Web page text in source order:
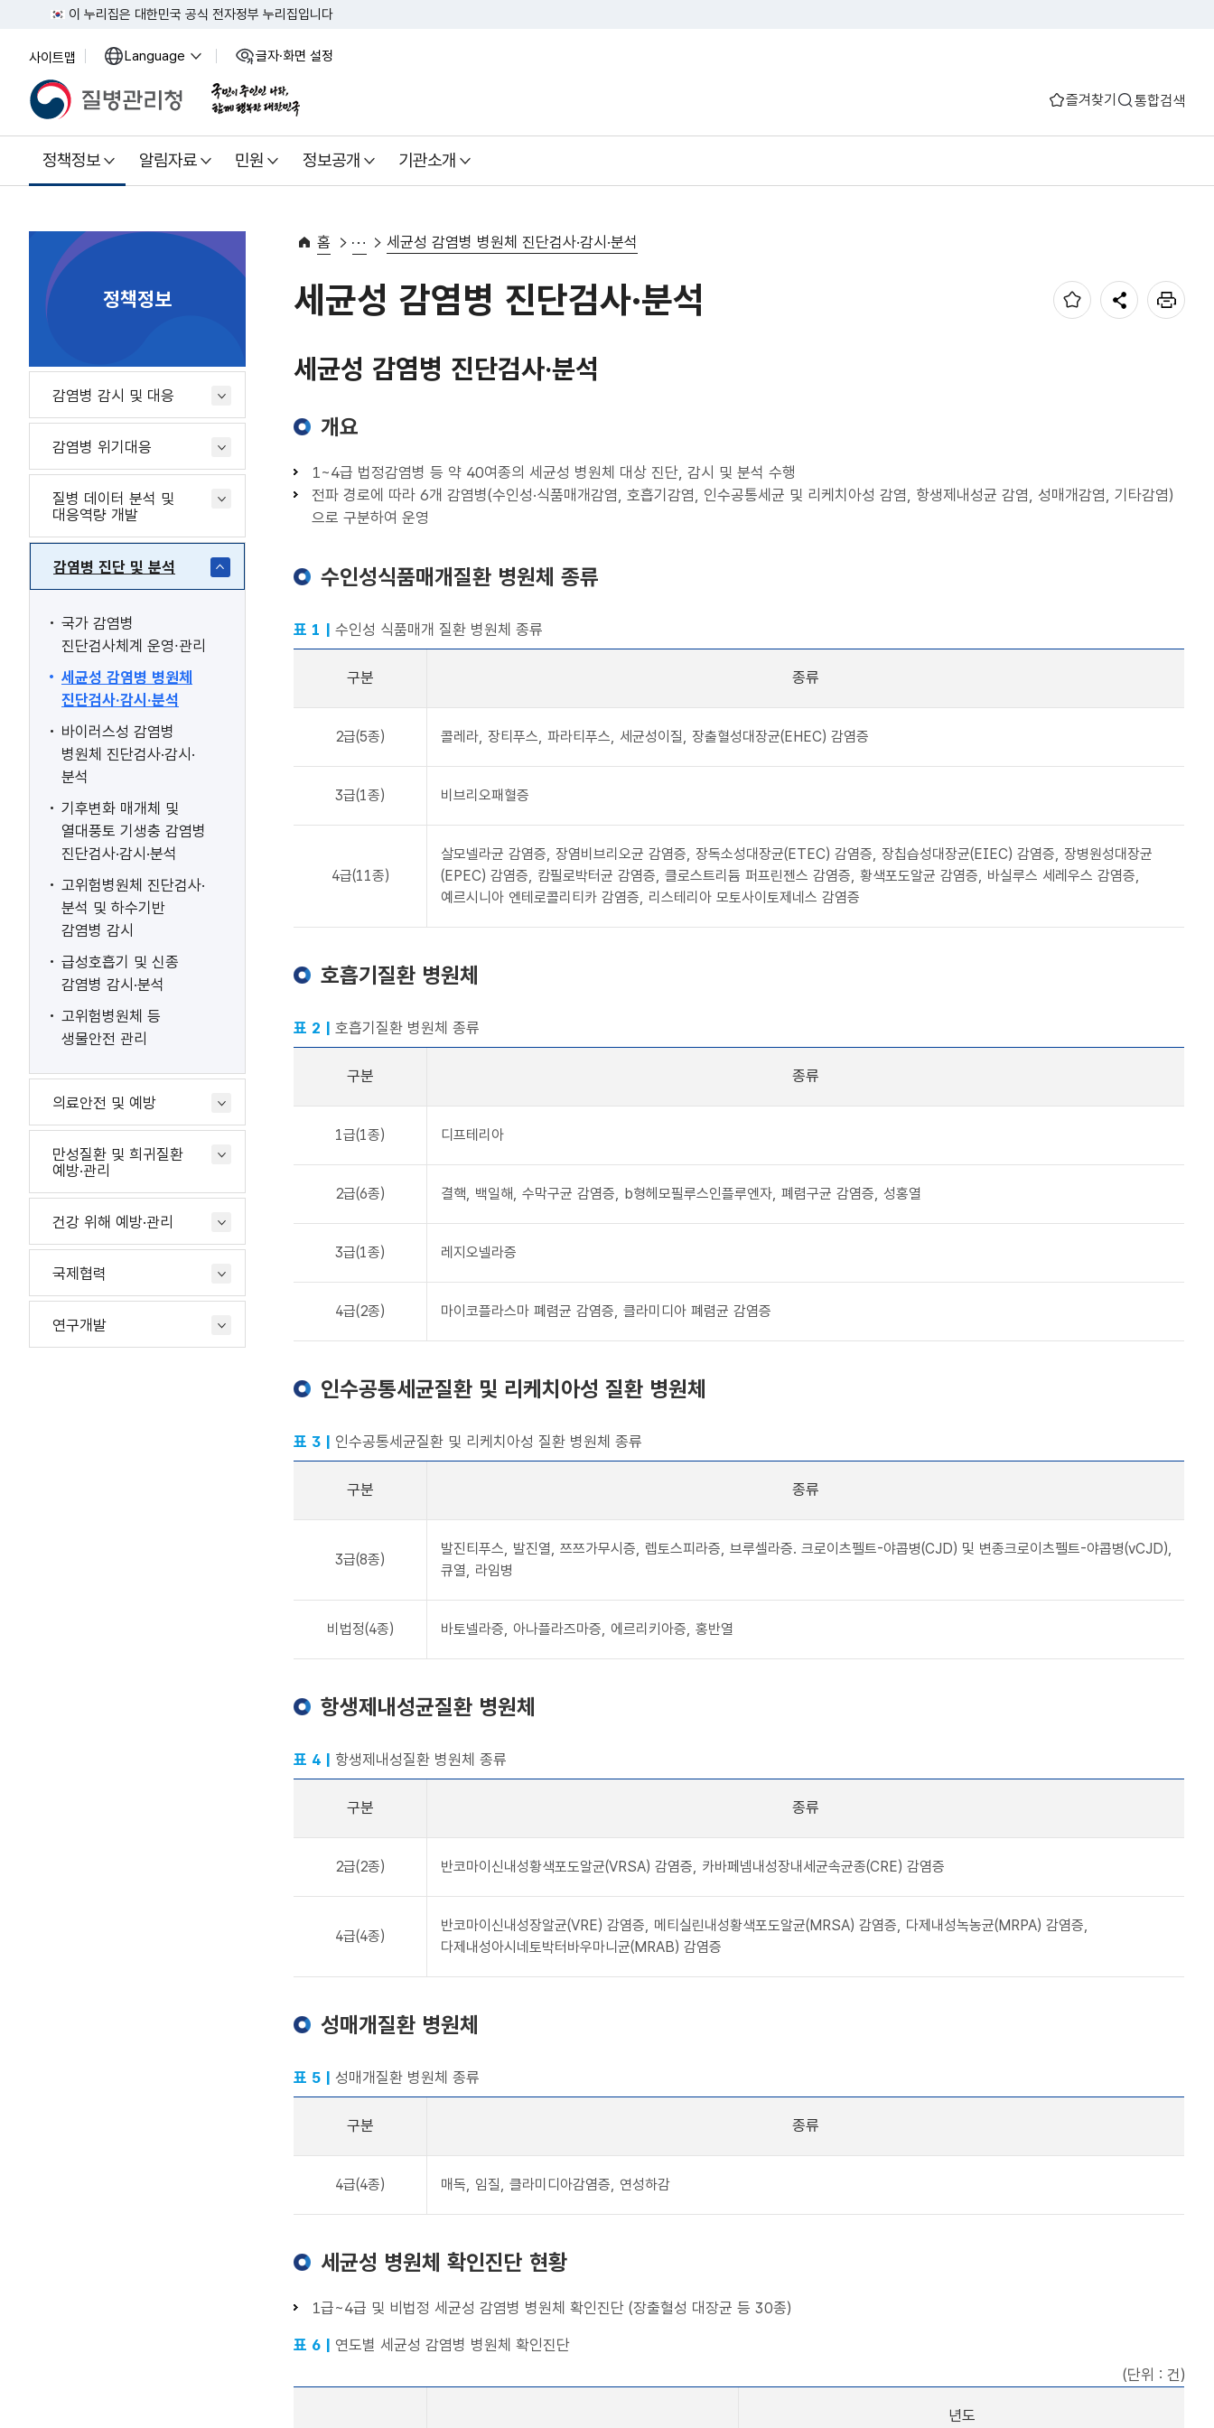
이 누리집은 대한민국 공식 전자정부 누리집입니다
사이트맵 Language 열
글자·화면 설정
즐겨찾기 통합검색
정책정보 알림자료 민원 정보공개 기관소개
정책정보
감염병 감시 및 대응
감염병 위기대응
질병 데이터 분석 및
대응역량 개발
감염병 진단 및 분석
국가 감염병
진단검사체계 운영∙관리
세균성 감염병 병원체
진단검사·감시·분석
바이러스성 감염병
병원체 진단검사·감시·
분석
기후변화 매개체 및
열대풍토 기생충 감염병
진단검사·감시·분석
고위험병원체 진단검사·
분석 및 하수기반
감염병 감시
급성호흡기 및 신종
감염병 감시·분석
고위험병원체 등
생물안전 관리
의료안전 및 예방
만성질환 및 희귀질환
예방·관리
건강 위해 예방·관리
국제협력
연구개발
홈 세균성 감염병 병원체 진단검사·감시·분석
세균성 감염병 진단검사·분석
세균성 감염병 진단검사·분석
개요
1~4급 법정감염병 등 약 40여종의 세균성 병원체 대상 진단, 감시 및 분석 수행
전파 경로에 따라 6개 감염병(수인성·식품매개감염, 호흡기감염, 인수공통세균 및 리케치아성 감염, 항생제내성균 감염, 성매개감염, 기타감염)
으로 구분하여 운영
수인성식품매개질환 병원체 종류
표 1 | 수인성 식품매개 질환 병원체 종류
구분 종류
2급(5종) 콜레라, 장티푸스, 파라티푸스, 세균성이질, 장출혈성대장균(EHEC) 감염증
3급(1종) 비브리오패혈증
4급(11종)
살모넬라균 감염증, 장염비브리오균 감염증, 장독소성대장균(ETEC) 감염증, 장칩습성대장균(EIEC) 감염증, 장병원성대장균
(EPEC) 감염증, 캄필로박터균 감염증, 클로스트리듐 퍼프린젠스 감염증, 황색포도알균 감염증, 바실루스 세레우스 감염증,
예르시니아 엔테로콜리티카 감염증, 리스테리아 모토사이토제네스 감염증
호흡기질환 병원체
표 2 | 호흡기질환 병원체 종류
구분 종류
1급(1종) 디프테리아
2급(6종) 결핵, 백일해, 수막구균 감염증, b형헤모필루스인플루엔자, 폐렴구균 감염증, 성홍열
3급(1종) 레지오넬라증
4급(2종) 마이코플라스마 폐렴균 감염증, 클라미디아 폐렴균 감염증
인수공통세균질환 및 리케치아성 질환 병원체
표 3 | 인수공통세균질환 및 리케치아성 질환 병원체 종류
구분 종류
3급(8종)
발진티푸스, 발진열, 쯔쯔가무시증, 렙토스피라증, 브루셀라증. 크로이츠펠트-야콥병(CJD) 및 변종크로이츠펠트-야콥병(vCJD),
큐열, 라임병
비법정(4종) 바토넬라증, 아나플라즈마증, 에르리키아증, 홍반열
항생제내성균질환 병원체
표 4 | 항생제내성질환 병원체 종류
구분 종류
2급(2종) 반코마이신내성황색포도알균(VRSA) 감염증, 카바페넴내성장내세균속균종(CRE) 감염증
4급(4종)
반코마이신내성장알균(VRE) 감염증, 메티실린내성황색포도알균(MRSA) 감염증, 다제내성녹농균(MRPA) 감염증,
다제내성아시네토박터바우마니균(MRAB) 감염증
성매개질환 병원체
표 5 | 성매개질환 병원체 종류
구분 종류
4급(4종) 매독, 임질, 클라미디아감염증, 연성하감
세균성 병원체 확인진단 현황
1급~4급 및 비법정 세균성 감염병 병원체 확인진단 (장출혈성 대장균 등 30종)
표 6 |
연도별 세균성 감염병 병원체 확인진단
(단위 : 건)
년도